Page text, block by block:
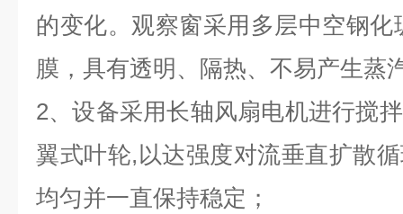
的变化。观察窗采用多层中空钢
膜，具有透明、隔热、不易产生蒸
2、设备采用长轴风扇电机进行搅
翼式叶轮,以达强度对流垂直扩散
均匀并一直保持稳定；